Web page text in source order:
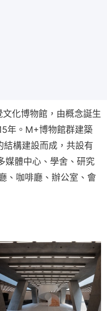
化博物館，由概念誕生
年。M+博物館群建築
構建設而成，共設有
媒體中心、學舍、研究
、咖啡廳、辦公室、會